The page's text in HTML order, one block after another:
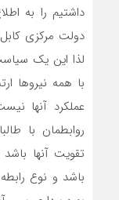
داشتیم را به
دولت مرکزی
لذا این یک
با همه نیروها
عملکرد آنها
روابطمان با
تقویت آنها باشد
باشد و نوع